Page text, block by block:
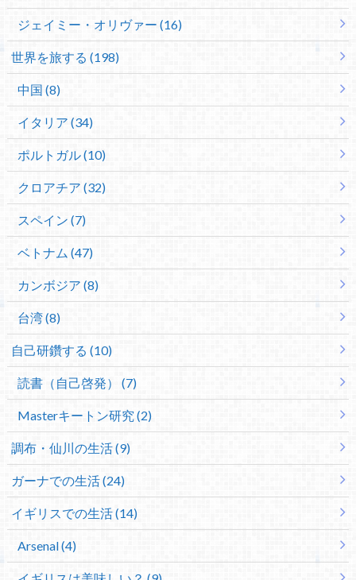
ジェイミー・オリヴァー (16)
世界を旅する (198)
中国 (8)
イタリア (34)
ポルトガル (10)
クロアチア (32)
スペイン (7)
ベトナム (47)
カンボジア (8)
台湾 (8)
自己研鑽する (10)
読書（自己啓発） (7)
Masterキートン研究 (2)
調布・仙川の生活 (9)
ガーナでの生活 (24)
イギリスでの生活 (14)
Arsenal (4)